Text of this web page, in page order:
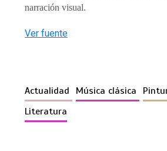
narración visual.
Ver fuente
Actualidad Música clásica
Literatura